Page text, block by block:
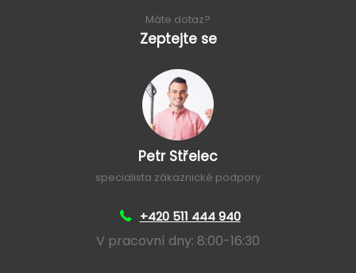
Máte dotaz?
Zeptejte se
Petr Střelec
specialista zákaznické podpory
+420 511 444 940
V pracovní dny: 8:00-16:30